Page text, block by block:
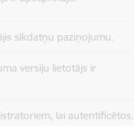
sīkdatņu paziņojumu.
versiju lietotājs ir
lai autentificētos.